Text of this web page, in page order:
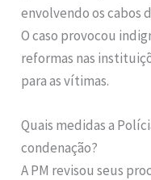
envolvendo os cabos
O caso provocou
reformas nas
para as vítimas.
Quais medidas a
condenação?
A PM revisou seus